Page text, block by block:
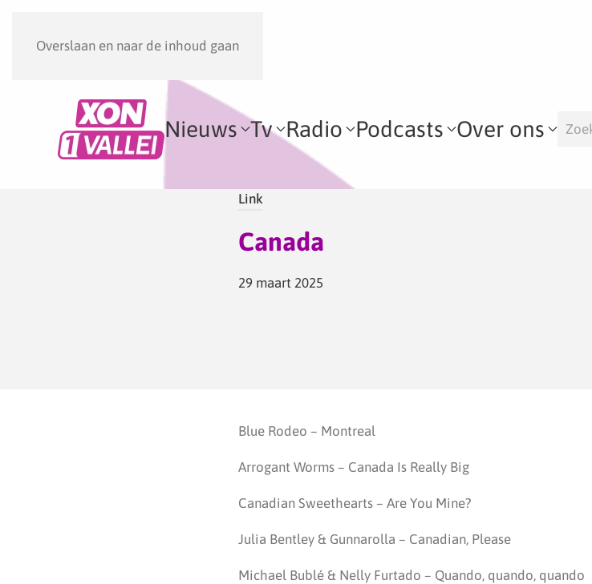
Overslaan en naar de inhoud gaan
Nieuws Tv Radio Podcasts Over ons
Link
Canada
29 maart 2025
Blue Rodeo – Montreal
Arrogant Worms – Canada Is Really Big
Canadian Sweethearts – Are You Mine?
Julia Bentley & Gunnarolla – Canadian, Please
Michael Bublé & Nelly Furtado – Quando, quando, quando